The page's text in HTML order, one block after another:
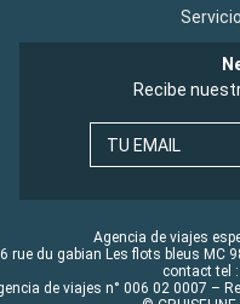
Recibe
TU EMAIL
Agencia de viajes
rue du gabian Les flots bleus MC
contact tel
de viajes n° 006 02 0007 –